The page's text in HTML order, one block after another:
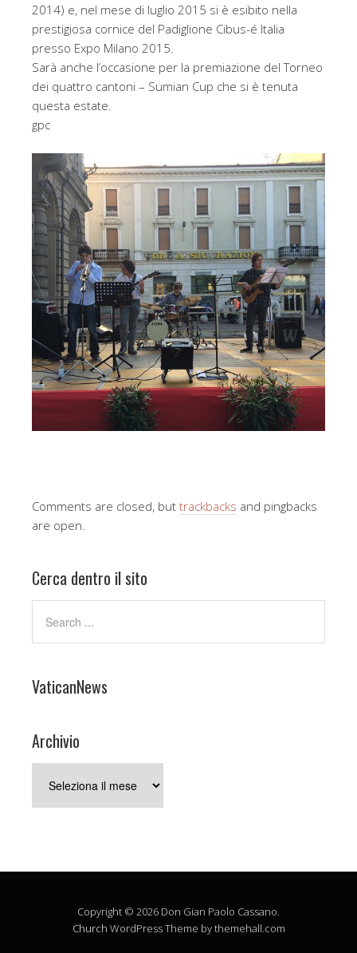
2014) e, nel mese di luglio 2015 si è esibito nella
prestigiosa cornice del Padiglione Cibus-é Italia
presso Expo Milano 2015.
Sarà anche l’occasione per la premiazione del Torneo
dei quattro cantoni – Sumian Cup che si è tenuta
questa estate.
gpc
Comments are closed, but trackbacks and pingbacks
are open.
Cerca dentro il sito
VaticanNews
Archivio
Copyright © 2026 Don Gian Paolo Cassano.
Church WordPress Theme by themehall.com